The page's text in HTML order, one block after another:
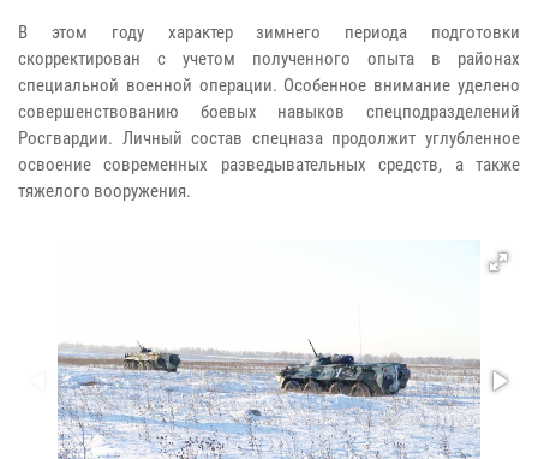
В этом году характер зимнего периода подготовки
скорректирован с учетом полученного опыта в районах
специальной военной операции. Особенное внимание уделено
совершенствованию боевых навыков спецподразделений
Росгвардии. Личный состав спецназа продолжит углубленное
освоение современных разведывательных средств, а также
тяжелого вооружения.